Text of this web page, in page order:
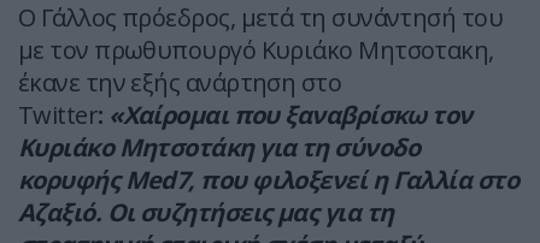
Ο Γάλλος πρόεδρος, μετά τη συνάντησή του
με τον πρωθυπουργό Κυριάκο Μητσοτακη,
έκανε την εξής ανάρτηση στο
Twitter: «Χαίρομαι που ξαναβρίσκω τον
Κυριάκο Μητσοτάκη για τη σύνοδο
κορυφής Med7, που φιλοξενεί η Γαλλία στο
Αζαξιό. Οι συζητήσεις μας για τη